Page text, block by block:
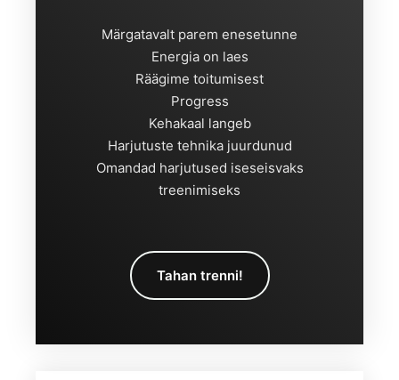
Märgatavalt parem enesetunne
Energia on laes
Räägime toitumisest
Progress
Kehakaal langeb
Harjutuste tehnika juurdunud
Omandad harjutused iseseisvaks
treenimiseks
Tahan trenni!